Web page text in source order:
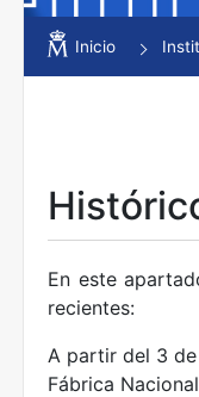
Mostrar/
Mostrar/
Mostrar/
Inicio
En este
recientes:
A partir del 3
Fábrica